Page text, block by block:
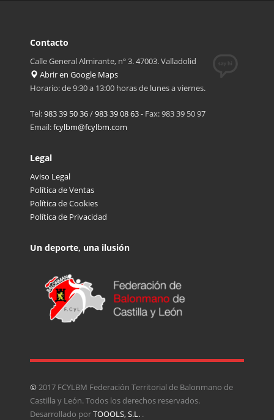
Contacto
Calle General Almirante, nº 3. 47003. Valladolid
Abrir en Google Maps
Horario: de 9:30 a 13:00 horas de lunes a viernes.
Tel:983 39 50 36/983 39 08 63- Fax: 983 39 50 97
Email:fcylbm@fcylbm.com
Legal
Aviso Legal
Política de Ventas
Política de Cookies
Política de Privacidad
Un deporte, una ilusión
©2017 FCYLBM Federación Territorial de Balonmano de
Castilla y León. Todos los derechos reservados.
Desarrollado porTOOOLS, S.L. .